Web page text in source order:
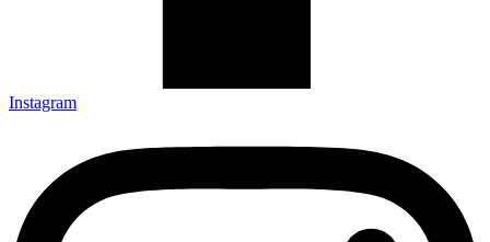
Instagram